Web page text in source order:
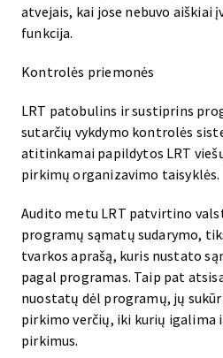
atvejais, kai jose nebuvo aiškiai
funkcija.
Kontrolės priemonės
LRT patobulins ir sustiprins
sutarčių vykdymo kontrolės
atitinkamai papildytos LRT
pirkimų organizavimo taisyklės.
Audito metu LRT patvirtino
programų sąmatų sudarymo,
tvarkos aprašą, kuris nustato
pagal programas. Taip pat
nuostatų dėl programų, jų
pirkimo verčių, iki kurių
pirkimus.